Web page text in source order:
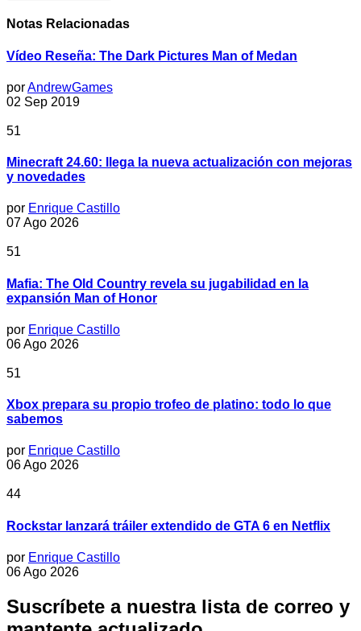
Notas Relacionadas
Vídeo Reseña: The Dark Pictures Man of Medan
porAndrewGames
02 Sep 2019
51
Minecraft 24.60: llega la nueva actualización con mejoras
y novedades
por Enrique Castillo
07 Ago 2026
51
Mafia: The Old Country revela su jugabilidad en la
expansión Man of Honor
por Enrique Castillo
06 Ago 2026
51
Xbox prepara su propio trofeo de platino: todo lo que
sabemos
por Enrique Castillo
06 Ago 2026
44
Rockstar lanzará tráiler extendido de GTA 6 en Netflix
por Enrique Castillo
06 Ago 2026
Suscríbete a nuestra lista de correo y